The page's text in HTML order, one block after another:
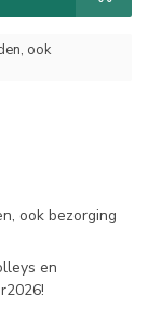
ook
ook bezorging
en